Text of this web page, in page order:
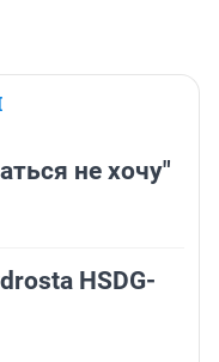
не хочу"
HSDG-